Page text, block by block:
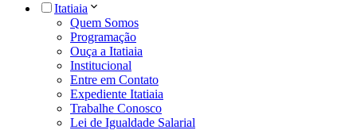
Itatiaia
Quem Somos
Programação
Ouça a Itatiaia
Institucional
Entre em Contato
Expediente Itatiaia
Trabalhe Conosco
Lei de Igualdade Salarial